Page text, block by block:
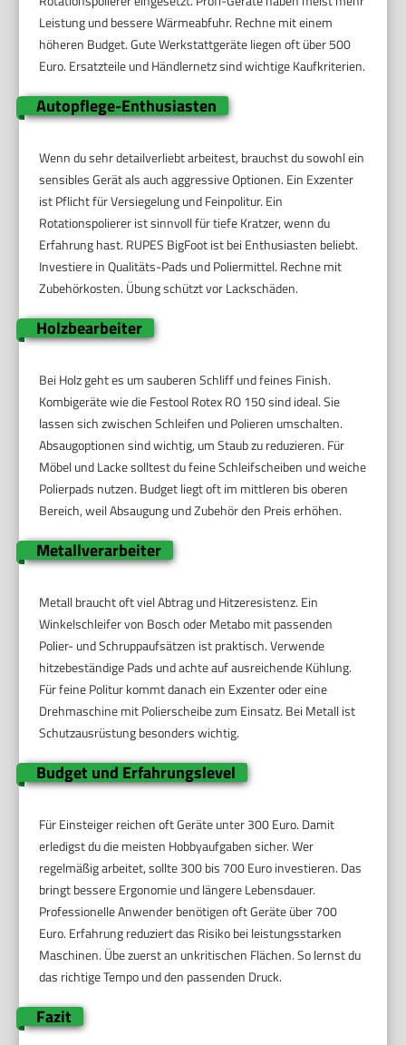
Leistung und bessere Wärmeabfuhr. Rechne mit einem
höheren Budget. Gute Werkstattgeräte liegen oft über 500
Euro. Ersatzteile und Händlernetz sind wichtige Kaufkriterien.
Autopflege-Enthusiasten
Wenn du sehr detailverliebt arbeitest, brauchst du sowohl ein
sensibles Gerät als auch aggressive Optionen. Ein Exzenter
ist Pflicht für Versiegelung und Feinpolitur. Ein
Rotationspolierer ist sinnvoll für tiefe Kratzer, wenn du
Erfahrung hast. RUPES BigFoot ist bei Enthusiasten beliebt.
Investiere in Qualitäts-Pads und Poliermittel. Rechne mit
Zubehörkosten. Übung schützt vor Lackschäden.
Holzbearbeiter
Bei Holz geht es um sauberen Schliff und feines Finish.
Kombigeräte wie die Festool Rotex RO 150 sind ideal. Sie
lassen sich zwischen Schleifen und Polieren umschalten.
Absaugoptionen sind wichtig, um Staub zu reduzieren. Für
Möbel und Lacke solltest du feine Schleifscheiben und weiche
Polierpads nutzen. Budget liegt oft im mittleren bis oberen
Bereich, weil Absaugung und Zubehör den Preis erhöhen.
Metallverarbeiter
Metall braucht oft viel Abtrag und Hitzeresistenz. Ein
Winkelschleifer von Bosch oder Metabo mit passenden
Polier- und Schruppaufsätzen ist praktisch. Verwende
hitzebeständige Pads und achte auf ausreichende Kühlung.
Für feine Politur kommt danach ein Exzenter oder eine
Drehmaschine mit Polierscheibe zum Einsatz. Bei Metall ist
Schutzausrüstung besonders wichtig.
Budget und Erfahrungslevel
Für Einsteiger reichen oft Geräte unter 300 Euro. Damit
erledigst du die meisten Hobbyaufgaben sicher. Wer
regelmäßig arbeitet, sollte 300 bis 700 Euro investieren. Das
bringt bessere Ergonomie und längere Lebensdauer.
Professionelle Anwender benötigen oft Geräte über 700
Euro. Erfahrung reduziert das Risiko bei leistungsstarken
Maschinen. Übe zuerst an unkritischen Flächen. So lernst du
das richtige Tempo und den passenden Druck.
Fazit